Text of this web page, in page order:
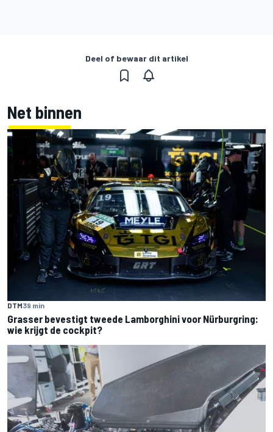
Deel of bewaar dit artikel
Net binnen
DTM39 min
Grasser bevestigt tweede Lamborghini voor Nürburgring:
wie krijgt de cockpit?